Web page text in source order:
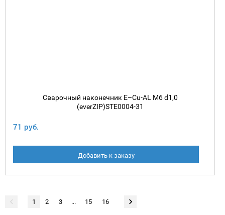
Сварочный наконечник E–Cu-AL М6 d1,0
(everZIP)STE0004-31
71 руб.
Добавить к заказу
1 2 3 ... 15 16